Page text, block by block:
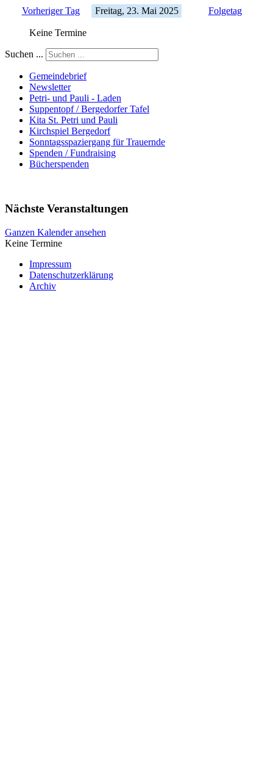
Vorheriger Tag Freitag, 23. Mai 2025 Folgetag
Keine Termine
Suchen ...
Gemeindebrief
Newsletter
Petri- und Pauli - Laden
Suppentopf / Bergedorfer Tafel
Kita St. Petri und Pauli
Kirchspiel Bergedorf
Sonntagsspaziergang für Trauernde
Spenden / Fundraising
Bücherspenden
Nächste Veranstaltungen
Ganzen Kalender ansehen
Keine Termine
Impressum
Datenschutzerklärung
Archiv